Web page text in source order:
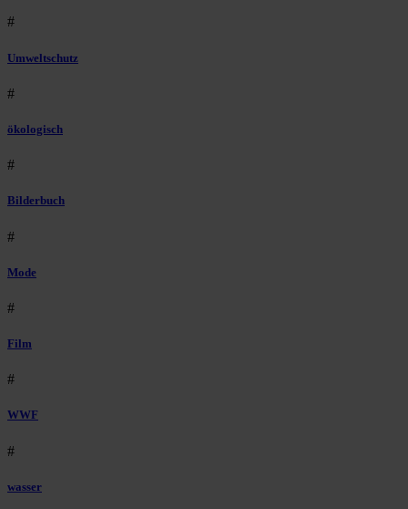
#
Umweltschutz
#
ökologisch
#
Bilderbuch
#
Mode
#
Film
#
WWF
#
wasser